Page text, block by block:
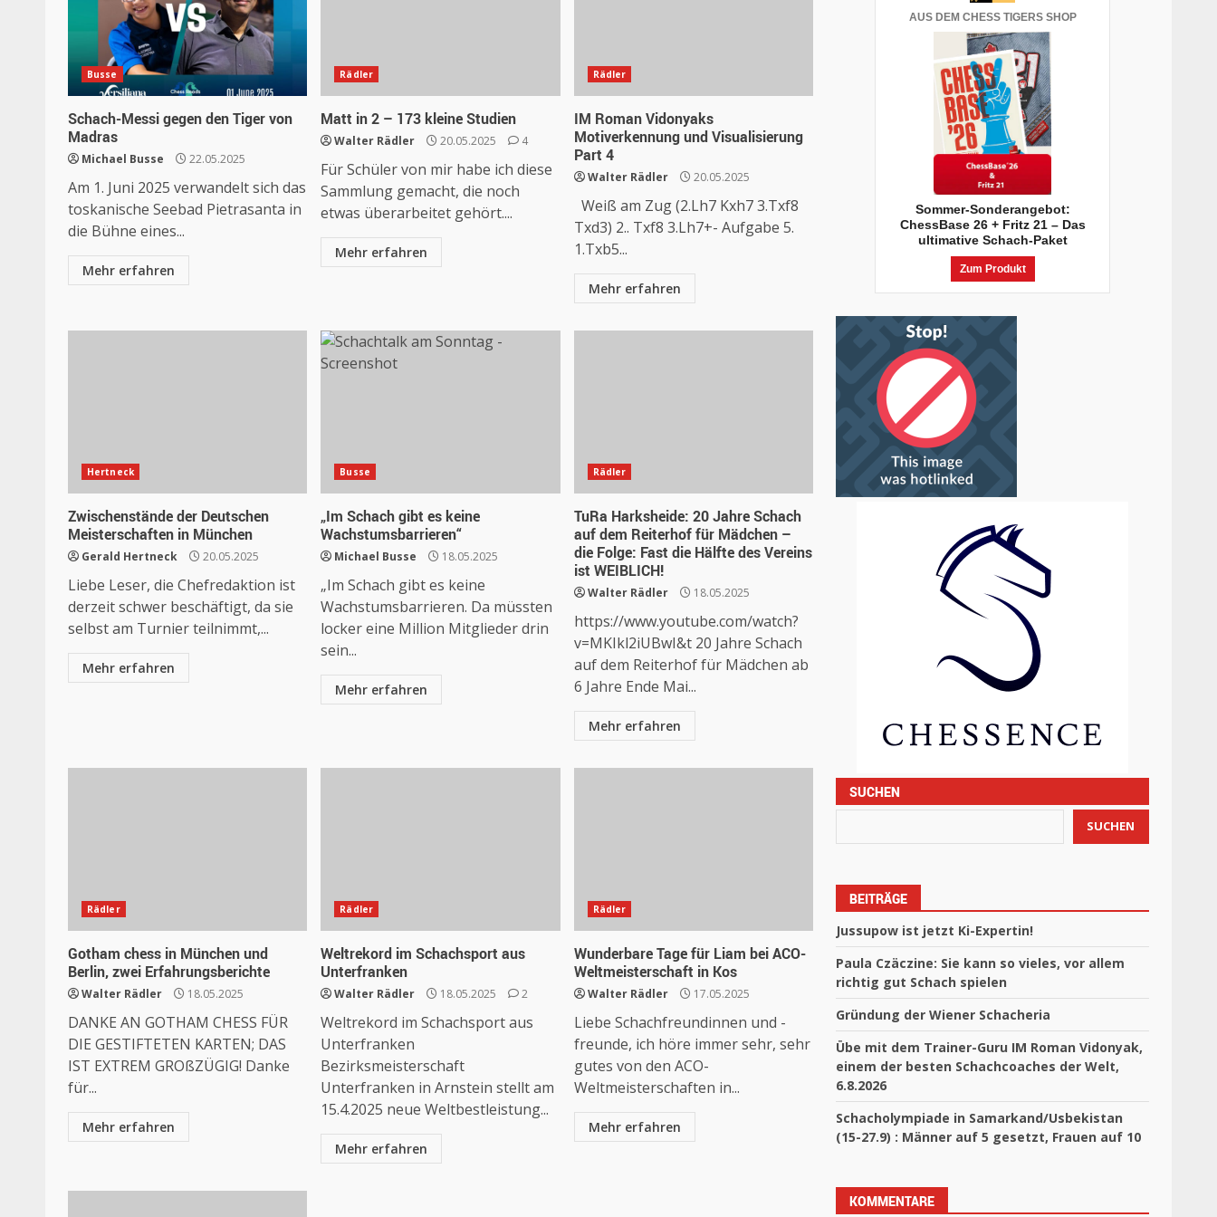
Busse
Schach-Messi gegen den Tiger von
Madras
Michael Busse 22.05.2025
Am 1. Juni 2025 verwandelt sich das
toskanische Seebad Pietrasanta in
die Bühne eines...
Mehr erfahren
Rädler
Matt in 2 – 173 kleine Studien
Walter Rädler 20.05.2025 4
Für Schüler von mir habe ich diese
Sammlung gemacht, die noch
etwas überarbeitet gehört....
Mehr erfahren
Rädler
IM Roman Vidonyaks
Motiverkennung und Visualisierung
Part 4
Walter Rädler 20.05.2025
Weiß am Zug (2.Lh7 Kxh7 3.Txf8
Txd3) 2.. Txf8 3.Lh7+- Aufgabe 5.
1.Txb5...
Mehr erfahren
Hertneck
Zwischenstände der Deutschen
Meisterschaften in München
Gerald Hertneck 20.05.2025
Liebe Leser, die Chefredaktion ist
derzeit schwer beschäftigt, da sie
selbst am Turnier teilnimmt,...
Mehr erfahren
Busse
„Im Schach gibt es keine
Wachstumsbarrieren“
Michael Busse 18.05.2025
„Im Schach gibt es keine
Wachstumsbarrieren. Da müssten
locker eine Million Mitglieder drin
sein...
Mehr erfahren
Rädler
TuRa Harksheide: 20 Jahre Schach
auf dem Reiterhof für Mädchen –
die Folge: Fast die Hälfte des Vereins
ist WEIBLICH!
Walter Rädler 18.05.2025
https://www.youtube.com/watch?
v=MKIkl2iUBwI&t 20 Jahre Schach
auf dem Reiterhof für Mädchen ab
6 Jahre Ende Mai...
Mehr erfahren
Rädler
Gotham chess in München und
Berlin, zwei Erfahrungsberichte
Walter Rädler 18.05.2025
DANKE AN GOTHAM CHESS FÜR
DIE GESTIFTETEN KARTEN; DAS
IST EXTREM GROßZÜGIG! Danke
für...
Mehr erfahren
Rädler
Weltrekord im Schachsport aus
Unterfranken
Walter Rädler 18.05.2025 2
Weltrekord im Schachsport aus
Unterfranken
Bezirksmeisterschaft
Unterfranken in Arnstein stellt am
15.4.2025 neue Weltbestleistung...
Mehr erfahren
Rädler
Wunderbare Tage für Liam bei ACO-
Weltmeisterschaft in Kos
Walter Rädler 17.05.2025
Liebe Schachfreundinnen und -
freunde, ich höre immer sehr, sehr
gutes von den ACO-
Weltmeisterschaften in...
Mehr erfahren
AUS DEM CHESS TIGERS SHOP
Sommer-Sonderangebot:
ChessBase 26 + Fritz 21 – Das
ultimative Schach-Paket
Zum Produkt
SUCHEN
SUCHEN
BEITRÄGE
Jussupow ist jetzt Ki-Expertin!
Paula Czäczine: Sie kann so vieles, vor allem
richtig gut Schach spielen
Gründung der Wiener Schacheria
Übe mit dem Trainer-Guru IM Roman Vidonyak,
einem der besten Schachcoaches der Welt,
6.8.2026
Schacholympiade in Samarkand/Usbekistan
(15-27.9) : Männer auf 5 gesetzt, Frauen auf 10
KOMMENTARE